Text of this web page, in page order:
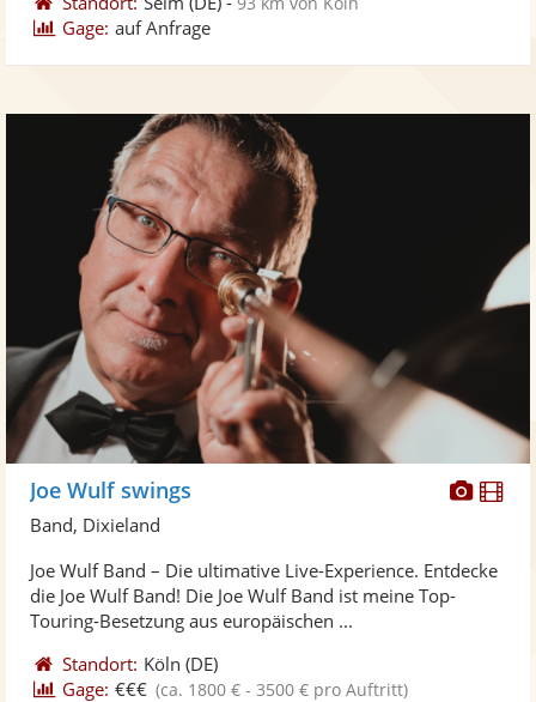
Gage: auf Anfrage
Fotos
Joe Wulf swings
Band, Dixieland
Joe Wulf Band – Die ultimative Live-Experience. Entdecke
die Joe Wulf Band! Die Joe Wulf Band ist meine Top-
Touring-Besetzung aus europäischen ...
Standort: Köln (DE)
Gage: €€€ (ca. 1800 € - 3500 € pro Auftritt)